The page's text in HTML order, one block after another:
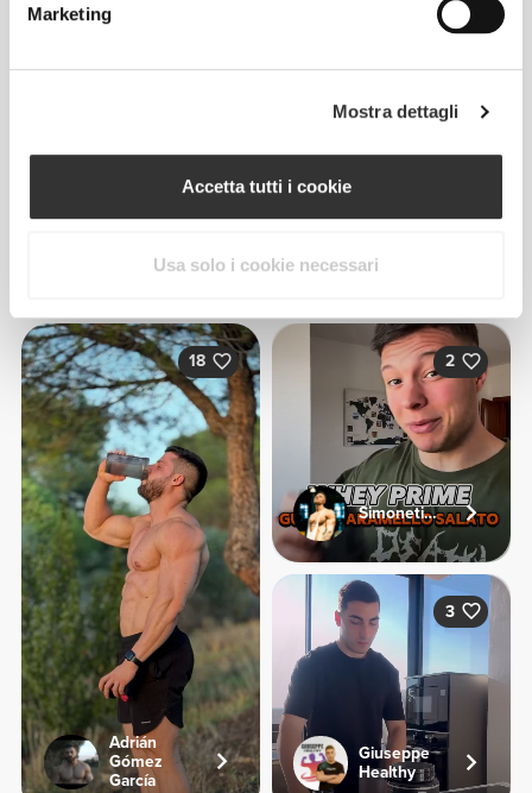
Marketing
Mostra dettagli
Accetta tutti i cookie
Usa solo i cookie necessari
Simonetinifit
18
Adrián
Gómez
García
2
Simonetinifit
3
Giuseppe
Healthy